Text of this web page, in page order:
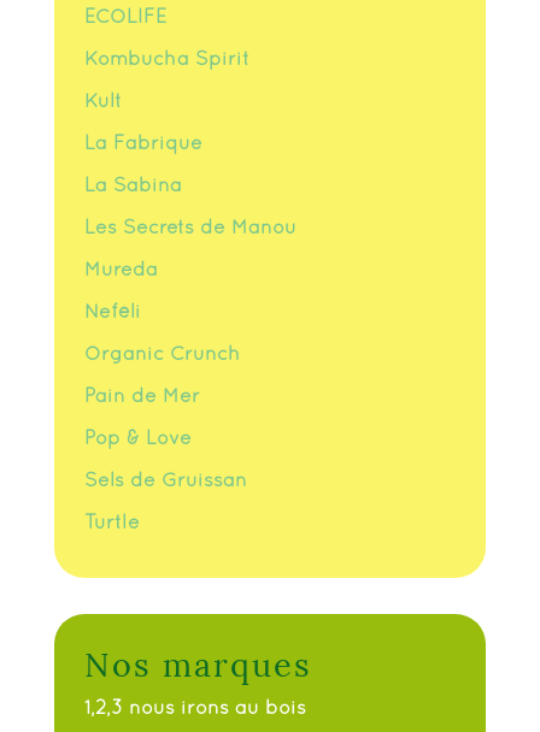
ECOLIFE
Kombucha Spirit
Kult
La Fabrique
La Sabina
Les Secrets de Manou
Mureda
Neféli
Organic Crunch
Pain de Mer
Pop & Love
Sels de Gruissan
Turtle
Nos marques
1,2,3 nous irons au bois